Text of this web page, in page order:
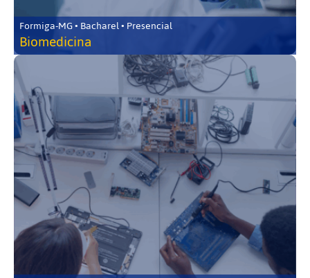
Formiga-MG • Bacharel • Presencial
Biomedicina